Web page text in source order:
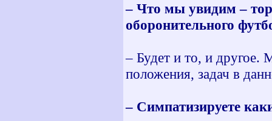
– Что мы увидим –
оборонительного
– Будет и то, и другое.
положения, задач в
– Симпатизируете